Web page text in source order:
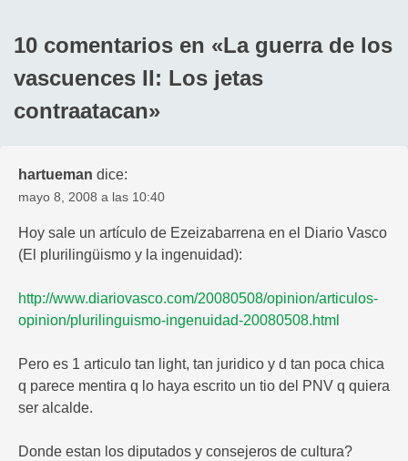
10 comentarios en «La guerra de los
vascuences II: Los jetas
contraatacan»
hartueman dice:
mayo 8, 2008 a las 10:40
Hoy sale un artículo de Ezeizabarrena en el Diario Vasco
(El plurilingüismo y la ingenuidad):
http://www.diariovasco.com/20080508/opinion/articulos-
opinion/plurilinguismo-ingenuidad-20080508.html
Pero es 1 articulo tan light, tan juridico y d tan poca chica
q parece mentira q lo haya escrito un tio del PNV q quiera
ser alcalde.
Donde estan los diputados y consejeros de cultura?